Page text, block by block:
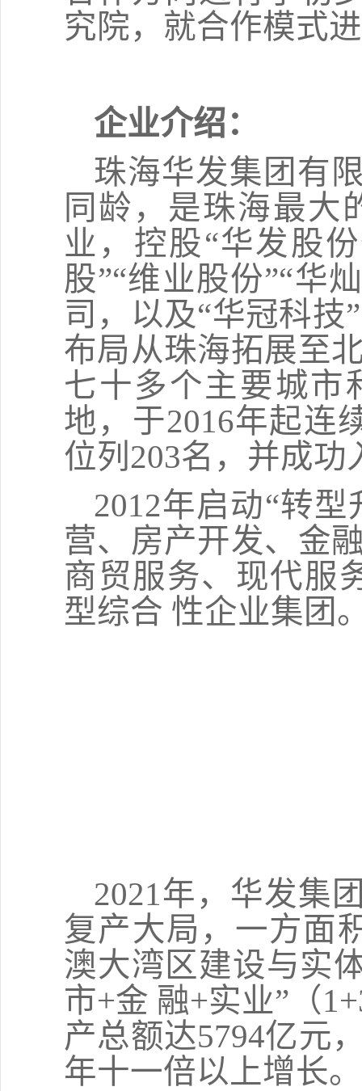
究院，就合作模式
企业介绍：
珠海华发集团有
同龄，是珠海最大
业，控股“华发股份
股”“维业股份”“华
司，以及“华冠科技
布局从珠海拓展至
七十多个主要城市
地，于2016年起连
位列 203名，并成功
2012年启动“转型
营、房产开发、金
商贸服务、现代服
型综合 性企业集团
2021年，华发集
复产大局，一方面
澳大湾区建设与实
市+金 融+实业” （
产总额达5794亿元
年十一倍以上增长。